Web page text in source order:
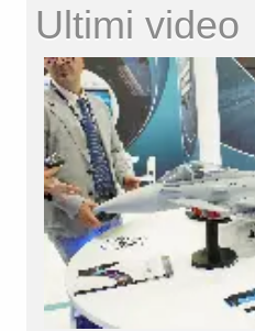
Ultimi video